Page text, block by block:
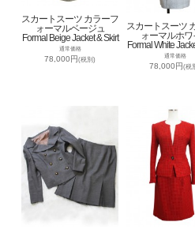
スカートスーツ カラーフ
ォーマルベージュ
Formal Beige Jacket & Skirt
通常価格
78,000円(税別)
スカートスーツ
ォーマルホワ
Formal White
通常価格
78,000円(税